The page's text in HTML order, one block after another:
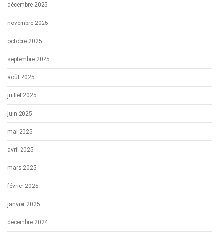
décembre 2025
novembre 2025
octobre 2025
septembre 2025
août 2025
juillet 2025
juin 2025
mai 2025
avril 2025
mars 2025
février 2025
janvier 2025
décembre 2024